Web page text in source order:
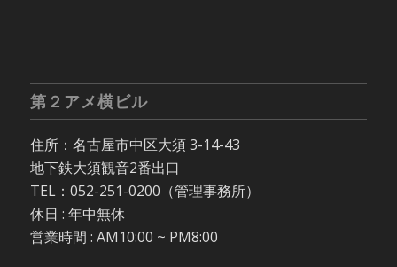
第２アメ横ビル
住所：名古屋市中区大須 3-14-43
地下鉄大須観音2番出口
TEL：052-251-0200（管理事務所）
休日 : 年中無休
営業時間 : AM10:00 ~ PM8:00